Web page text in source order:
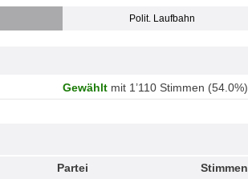
Polit. Laufbahn
Gewähltmit 1’110 Stimmen (54.0%)
Partei
Stimmen